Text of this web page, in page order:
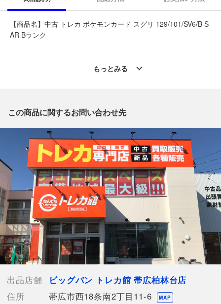
【商品名】中古 トレカ ポケモンカード スグリ 129/101/SV6/B S
AR Bランク
広柏林台店 」からの出品です。
※「なんでもリサイクルビッグバン 公式オンラインストアの出
電話番号：0155-67-0340
【店舗内商品コード】1032000037822
【メーカー】
【付属品】なし
【ランク】Bランク
通常使用による傷や汚れが見受けられる中古品
【使用予定配送業者】日本郵便 レターパックプラス
【こちらの商品は在庫連動システムを導入し、店頭や他ネットシ
ョップと併売を行なっておりますが、タイミングによりシステム
の反映が間に合わず欠品となってしまう場合がございます。
売切れの場合は、ご購入をキャンセルさせていただく場合がござ
います。】
もっとみる
この商品に関するお問い合わせ先
出品店舗
ビッグバン トレカ館 帯広柏林台店
住所
帯広市西18条南2丁目11-6 MAP